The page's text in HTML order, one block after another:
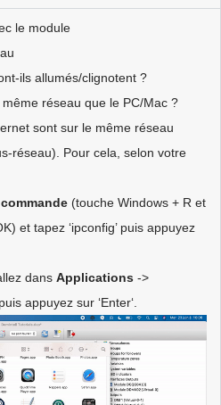
le module
ils allumés/clignotent ?
réseau que le PC/Mac ?
sont sur le même réseau
réseau). Pour cela, selon votre
(touche Windows + R et
et tapez ‘ipconfig’ puis appuyez
dans Applications ->
appuyez sur ‘Enter‘.